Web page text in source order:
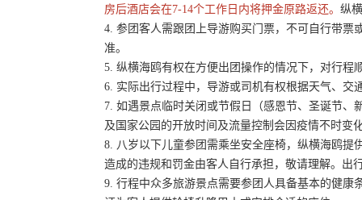
房后酒店会在7-14个工作日内将押金原路返还。 纵
4. 参团客人需跟团上导游购买门票，不可自行带票
准。
5. 纵横海鸥有权在方便出团操作的情况下，对行
6. 实际出行过程中，导游或司机有权根据天气、
7. 如遇景点临时关闭或节假日（感恩节、圣诞节
及国家公园的开放时间及流量控制会因疫情不时变
8. 八岁以下儿童参团需乘坐安全座椅，纵横海鸥提
造成的违规和罚金由客人自行承担，敬请理解。出
9. 行程中众多旅游景点需要参团人具备基本的健